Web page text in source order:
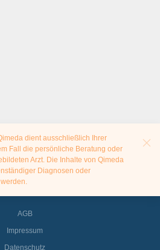
dient ausschließlich Ihrer
Fall die persönliche Beratung oder
Arzt. Die Inhalte von Qimeda
Diagnosen oder
AGB
Impressum
Datenschutz